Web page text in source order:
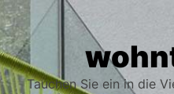
Skip
to
the
content
Tauchen Sie ein in die